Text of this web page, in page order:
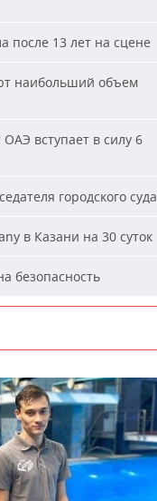
после 13 лет на сцене
наибольший объем
вступает в силу 6
городского суда
в Казани на 30 суток
безопасность